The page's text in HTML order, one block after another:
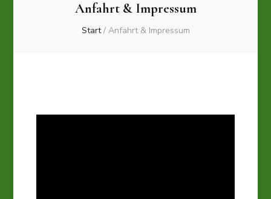
Anfahrt & Impressum
Start / Anfahrt & Impressum